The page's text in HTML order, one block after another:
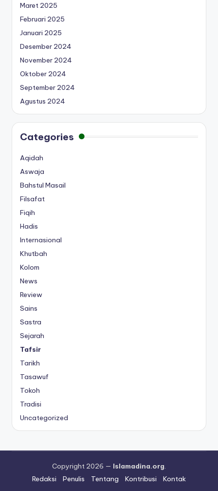
Maret 2025
Februari 2025
Januari 2025
Desember 2024
November 2024
Oktober 2024
September 2024
Agustus 2024
Categories
Aqidah
Aswaja
Bahstul Masail
Filsafat
Fiqih
Hadis
Internasional
Khutbah
Kolom
News
Review
Sains
Sastra
Sejarah
Tafsir
Tarikh
Tasawuf
Tokoh
Tradisi
Uncategorized
Copyright 2026 — Islamadina.org.
Redaksi
Penulis Tentang Kontribusi Kontak